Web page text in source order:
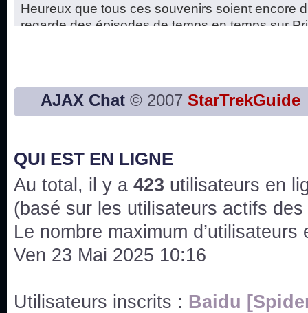
Heureux que tous ces souvenirs soient encore
regarde des épisodes de temps en temps sur
Bon, 2020, ça n'a pas trop marché. JE vous
issus des saisons 6; 7 et 8 !
Bonne année 2020 !
Bonne année 2019 !
Joyeux Noël !
Bonne année tout le monde !
AJAX Chat © 2007 StarTrekGuide
QUI EST EN LIGNE
Au total, il y a 423 utilisateurs en
(basé sur les utilisateurs actifs
Le nombre maximum
Ven 23 Mai 2025 10:16
Utilisateurs inscrits : Baidu